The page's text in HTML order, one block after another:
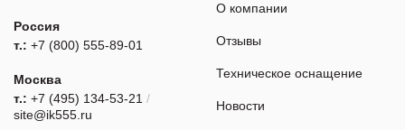
Россия
т.: +7 (800) 555-89-01
Москва
т.: +7 (495) 134-53-21 /
site@ik555.ru
О компании
Отзывы
Техническое оснащение
Новости